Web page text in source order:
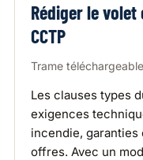
Rédiger le
CCTP
Trame
Les clauses types
exigences
incendie,
offres. Avec un